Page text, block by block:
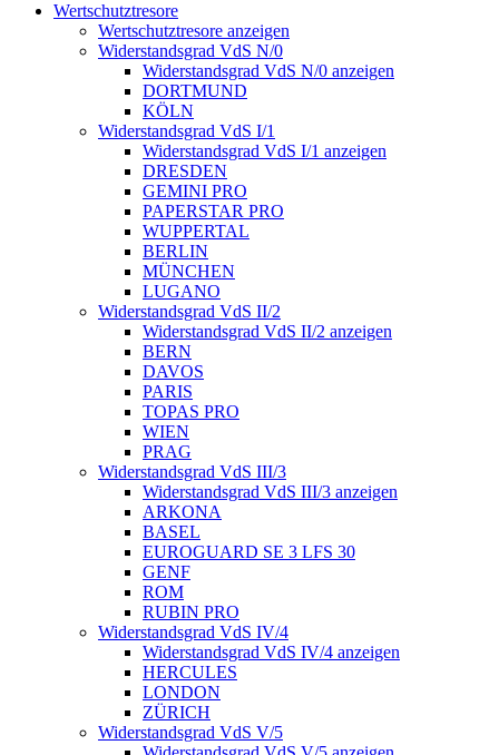
Wertschutztresore
Wertschutztresore anzeigen
Widerstandsgrad VdS N/0
Widerstandsgrad VdS N/0 anzeigen
DORTMUND
KÖLN
Widerstandsgrad VdS I/1
Widerstandsgrad VdS I/1 anzeigen
DRESDEN
GEMINI PRO
PAPERSTAR PRO
WUPPERTAL
BERLIN
MÜNCHEN
LUGANO
Widerstandsgrad VdS II/2
Widerstandsgrad VdS II/2 anzeigen
BERN
DAVOS
PARIS
TOPAS PRO
WIEN
PRAG
Widerstandsgrad VdS III/3
Widerstandsgrad VdS III/3 anzeigen
ARKONA
BASEL
EUROGUARD SE 3 LFS 30
GENF
ROM
RUBIN PRO
Widerstandsgrad VdS IV/4
Widerstandsgrad VdS IV/4 anzeigen
HERCULES
LONDON
ZÜRICH
Widerstandsgrad VdS V/5